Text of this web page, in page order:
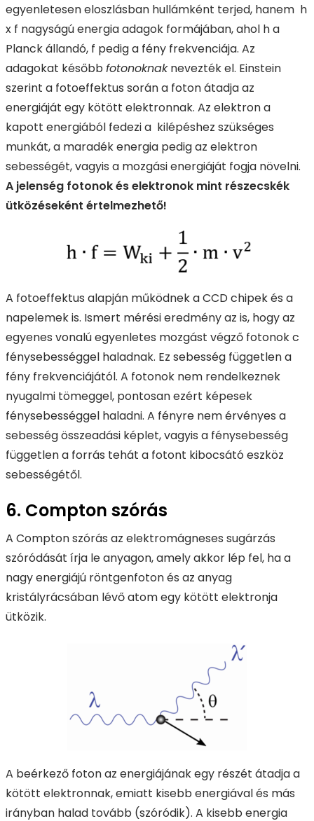
egyenletesen eloszlásban hullámként terjed, hanem h
x f nagyságú energia adagok formájában, ahol h a
Planck állandó, f pedig a fény frekvenciája. Az
adagokat később fotonoknaknevezték el. Einstein
szerint a fotoeffektus során a foton átadja az
energiáját egy kötött elektronnak. Az elektron a
kapott energiából fedezi a kilépéshez szükséges
munkát, a maradék energia pedig az elektron
sebességét, vagyis a mozgási energiáját fogja növelni.
A jelenség fotonok és elektronok mint részecskék
ütközéseként értelmezhető!
A fotoeffektus alapján működnek a CCD chipek és a
napelemek is. Ismert mérési eredmény az is, hogy az
egyenes vonalú egyenletes mozgást végző fotonok c
fénysebességgel haladnak. Ez sebesség független a
fény frekvenciájától. A fotonok nem rendelkeznek
nyugalmi tömeggel, pontosan ezért képesek
fénysebességgel haladni. A fényre nem érvényes a
sebesség összeadási képlet, vagyis a fénysebesség
független a forrás tehát a fotont kibocsátó eszköz
sebességétől.
6. Compton szórás
A Compton szórás az elektromágneses sugárzás
szóródását írja le anyagon, amely akkor lép fel, ha a
nagy energiájú röntgenfoton és az anyag
kristályrácsában lévő atom egy kötött elektronja
ütközik.
A beérkező foton az energiájának egy részét átadja a
kötött elektronnak, emiatt kisebb energiával és más
irányban halad tovább (szóródik). A kisebb energia